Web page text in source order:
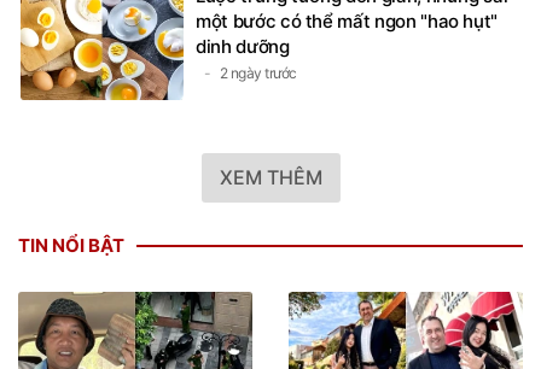
một bước có thể mất ngon "hao hụt"
dinh dưỡng
2 ngày trước
XEM THÊM
TIN NỔI BẬT